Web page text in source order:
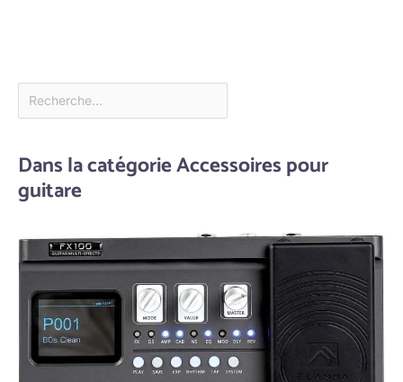
Dans la catégorie Accessoires pour
guitare